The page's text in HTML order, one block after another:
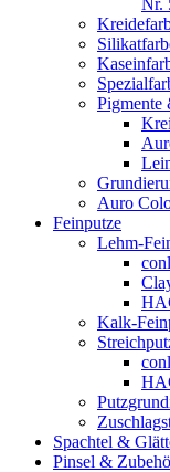
Nr.
Pigmente
Auro
Feinputze
Lehm-
Kalk-
Spachtel &
Pinsel &